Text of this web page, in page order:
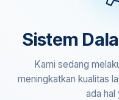
Sistem
Kami sedang
meningkatkan kualitas
ada hal